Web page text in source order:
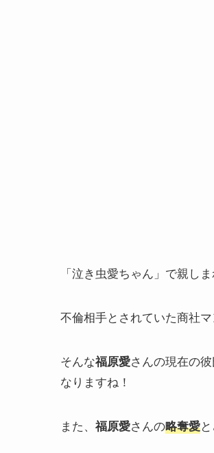
「泣き虫愛ちゃん」で親し
不倫相手とされていた商社
そんな福原愛さんの現在の彼
なりますね！
また、 福原愛さんの略奪愛